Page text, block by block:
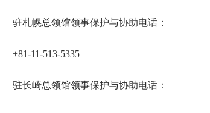
驻札幌总领馆领事保护与协助电话：
+81-11-513-5335
驻长崎总领馆领事保护与协助电话：